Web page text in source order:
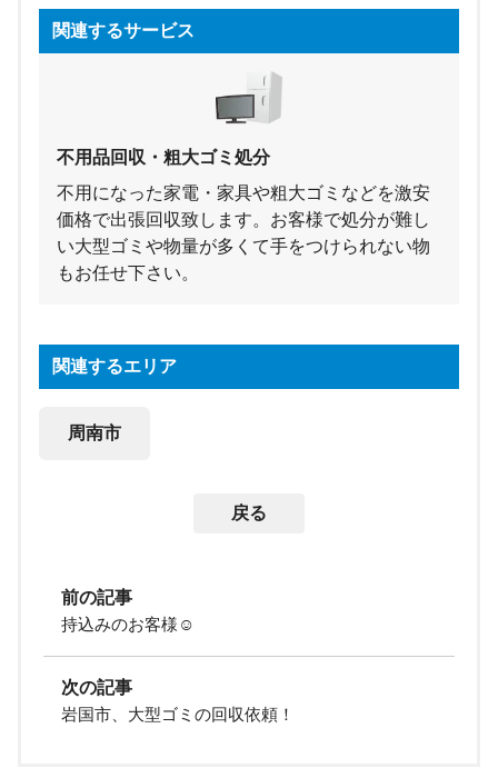
関連するサービス
不用品回収・粗大ゴミ処分
不用になった家電・家具や粗大ゴミなどを激安
価格で出張回収致します。お客様で処分が難し
い大型ゴミや物量が多くて手をつけられない物
もお任せ下さい。
関連するエリア
周南市
戻る
前の記事
持込みのお客様☺
次の記事
岩国市、大型ゴミの回収依頼！